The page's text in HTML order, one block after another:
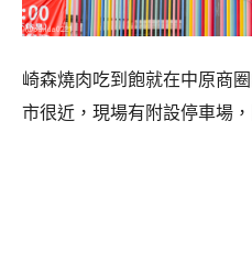
崎森燒肉吃到飽就在中原商
市很近，現場有附設停車場